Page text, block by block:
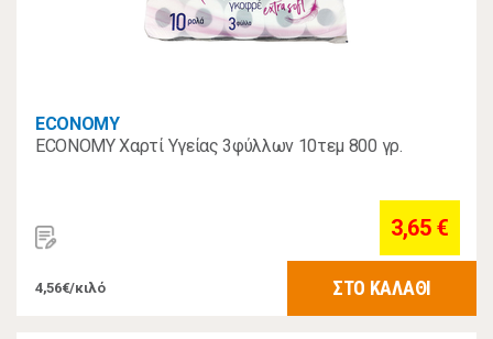
ECONOMY
ECONOMY Χαρτί Υγείας 3φύλλων 10τεμ 800 γρ.
3,65 €
4,56€/κιλό ΣΤΟ ΚΑΛΑΘΙ